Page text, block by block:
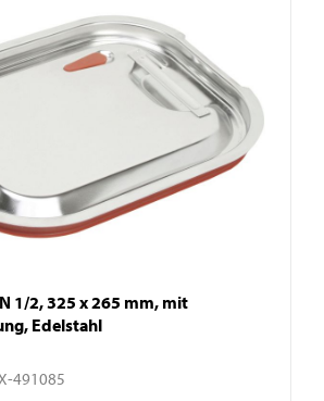
1/2, 325 x 265 mm, mit
Edelstahl
491085